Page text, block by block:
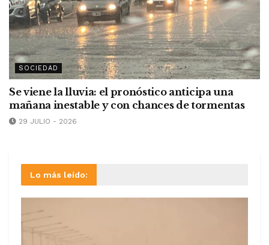
SOCIEDAD
Se viene la lluvia: el pronóstico anticipa una
mañana inestable y con chances de tormentas
29 JULIO - 2026
Lo más leído: